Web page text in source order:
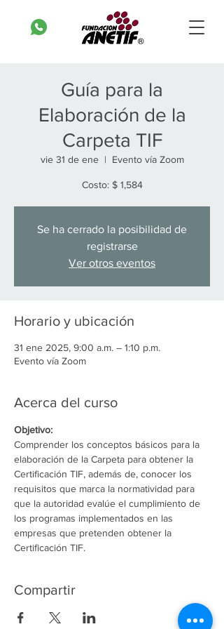
Guía para la
Elaboración de la
Carpeta TIF
vie 31 de ene
  |
Evento vía Zoom
Costo: $ 1,584
Se ha cerrado la posibilidad de
registrarse
Ver otros eventos
Horario y ubicación
31 ene 2025, 9:00 a.m. – 1:10 p.m.
Evento vía Zoom
Acerca del curso
Objetivo:
Comprender los conceptos básicos para la
elaboración de la Carpeta para obtener la
Certificación TIF, además de, conocer los
requisitos que marca la normatividad para
que la autoridad evalúe el cumplimiento de
los programas implementados en las
empresas que pretenden obtener la
Certificación TIF.
Compartir